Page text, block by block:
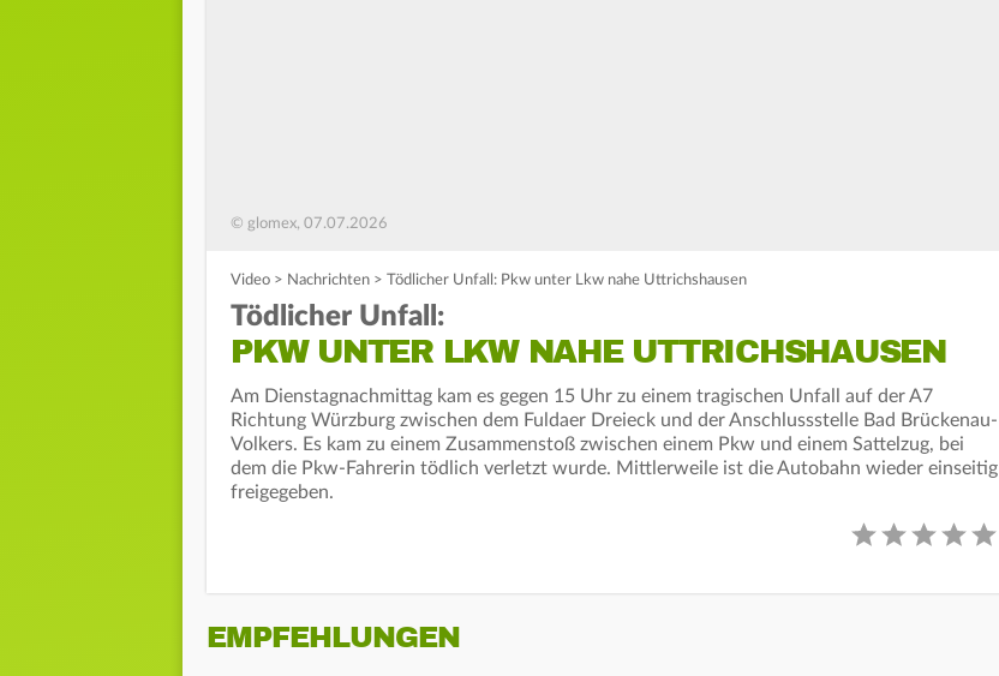
© glomex, 07.07.2026
Video > Nachrichten > Tödlicher Unfall: Pkw unter Lkw nahe Uttrichshausen
Tödlicher Unfall:
PKW UNTER LKW NAHE UTTRICHSHAUSEN
Am Dienstagnachmittag kam es gegen 15 Uhr zu einem tragischen Unfall auf der A7
Richtung Würzburg zwischen dem Fuldaer Dreieck und der Anschlussstelle Bad Brückenau-
Volkers. Es kam zu einem Zusammenstoß zwischen einem Pkw und einem Sattelzug, bei
dem die Pkw-Fahrerin tödlich verletzt wurde. Mittlerweile ist die Autobahn wieder einseitig
freigegeben.
EMPFEHLUNGEN